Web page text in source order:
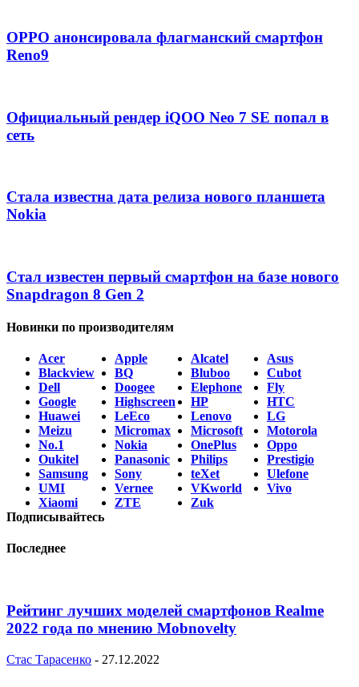
OPPO анонсировала флагманский смартфон
Reno9
Официальный рендер iQOO Neo 7 SE попал в
сеть
Стала известна дата релиза нового планшета
Nokia
Стал известен первый смартфон на базе нового
Snapdragon 8 Gen 2
Новинки по производителям
Acer Apple Alcatel
Asus
Blackview
BQ Bluboo
Cubot
Dell
Doogee Elephone
Fly
Google
Highscreen HP
HTC
Huawei
LeEco Lenovo
LG
Meizu
Micromax Microsoft
Motorola
No.1
Nokia OnePlus
Oppo
Oukitel
Panasonic Philips
Prestigio
Samsung
Sony teXet
Ulefone
UMI
Vernee VKworld
Vivo
Xiaomi
ZTE
Zuk
Подписывайтесь
Последнее
Рейтинг лучших моделей смартфонов Realme
2022 года по мнению Mobnovelty
Стас Тарасенко - 27.12.2022